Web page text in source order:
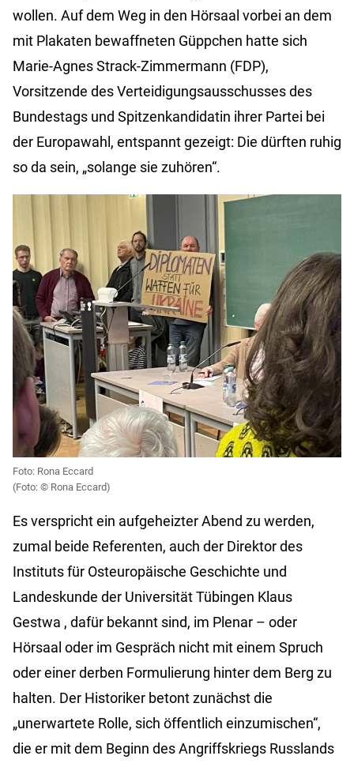
wollen. Auf dem Weg in den Hörsaal vorbei an dem
mit Plakaten bewaffneten Güppchen hatte sich
Marie-Agnes Strack-Zimmermann (FDP),
Vorsitzende des Verteidigungsausschusses des
Bundestags und Spitzenkandidatin ihrer Partei bei
der Europawahl, entspannt gezeigt: Die dürften ruhig
so da sein, „solange sie zuhören“.
Foto: Rona Eccard
Rona Eccard)
Es verspricht ein aufgeheizter Abend zu werden,
zumal beide Referenten, auch der Direktor des
Instituts für Osteuropäische Geschichte und
Landeskunde der Universität Tübingen Klaus
Gestwa , dafür bekannt sind, im Plenar – oder
Hörsaal oder im Gespräch nicht mit einem Spruch
oder einer derben Formulierung hinter dem Berg zu
halten. Der Historiker betont zunächst die
„unerwartete Rolle, sich öffentlich einzumischen“,
die er mit dem Beginn des Angriffskriegs Russlands